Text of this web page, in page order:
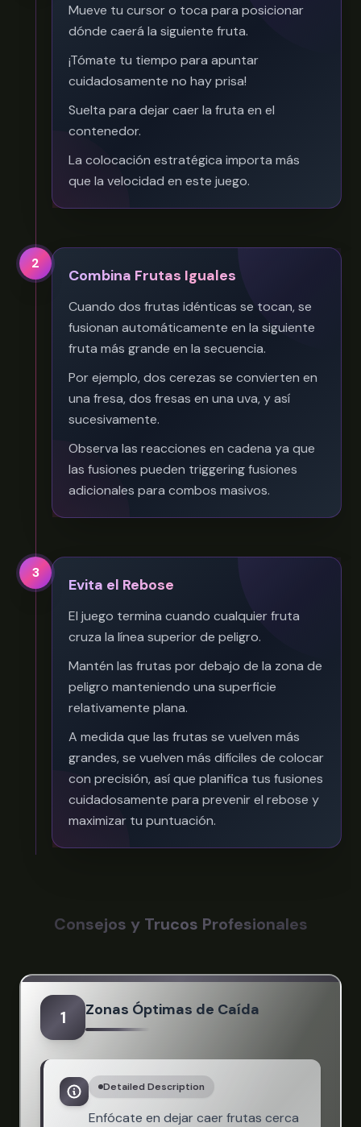
Mueve tu cursor o toca para posicionar
dónde caerá la siguiente fruta.
¡Tómate tu tiempo para apuntar
cuidadosamente no hay prisa!
Suelta para dejar caer la fruta en el
contenedor.
La colocación estratégica importa más
que la velocidad en este juego.
2
Combina Frutas Iguales
Cuando dos frutas idénticas se tocan, se
fusionan automáticamente en la siguiente
fruta más grande en la secuencia.
Por ejemplo, dos cerezas se convierten en
una fresa, dos fresas en una uva, y así
sucesivamente.
Observa las reacciones en cadena ya que
las fusiones pueden triggering fusiones
adicionales para combos masivos.
3
Evita el Rebose
El juego termina cuando cualquier fruta
cruza la línea superior de peligro.
Mantén las frutas por debajo de la zona de
peligro manteniendo una superficie
relativamente plana.
A medida que las frutas se vuelven más
grandes, se vuelven más difíciles de colocar
con precisión, así que planifica tus fusiones
cuidadosamente para prevenir el rebose y
maximizar tu puntuación.
Consejos y Trucos Profesionales
1 Zonas Óptimas de Caída
Detailed Description
Enfócate en dejar caer frutas cerca